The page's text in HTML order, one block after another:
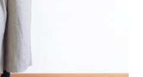
げで 660円にさせて頂きます